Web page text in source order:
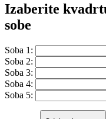
Izaberite
sobe
Soba 1:
Soba 2:
Soba 3:
Soba 4:
Soba 5: